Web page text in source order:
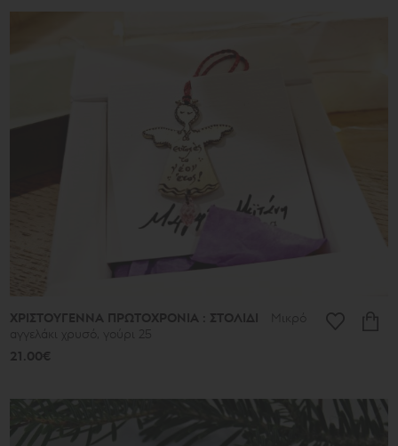
ΧΡΙΣΤΟΥΓΕΝΝΑ ΠΡΩΤΟΧΡΟΝΙΑ : ΣΤΟΛΙΔΙ
Μικρό
αγγελάκι χρυσό, γούρι 25
21.00€